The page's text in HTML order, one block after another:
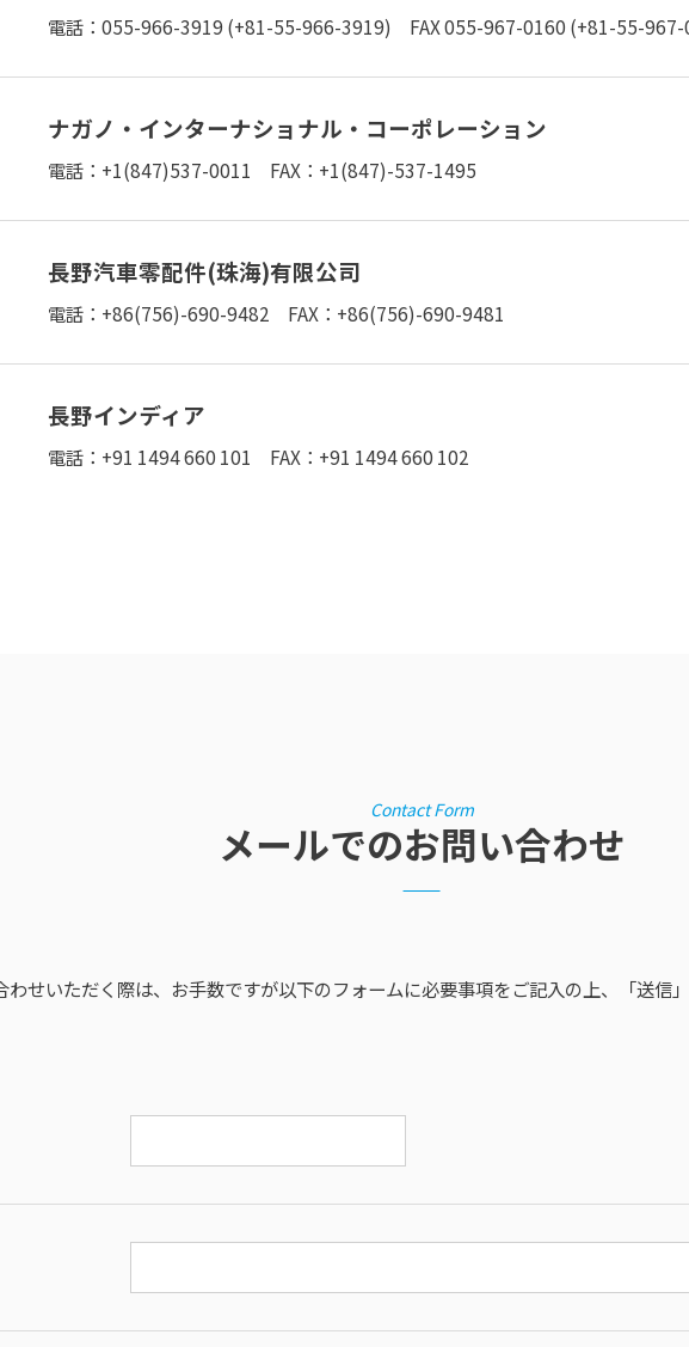
電話：055-966-3919 (+81-55-966-3919) FAX 055-967-0160 (+81-55-
ナガノ・インターナショナル・ コーポレーション
電話：+1(847)537-0011 FAX：+1(847)-537-1495
長野汽車零配件(珠海)有限公司
電話：+86(756)-690-9482 FAX：+86(756)-690-9481
長野インディア
電話：+91 1494 660 101 FAX：+91 1494 660 102
Contact Form
メールでのお問い合わせ
わせいただく際は、 お手数ですが以下のフォームに必要事項をご記入の上、 「送信